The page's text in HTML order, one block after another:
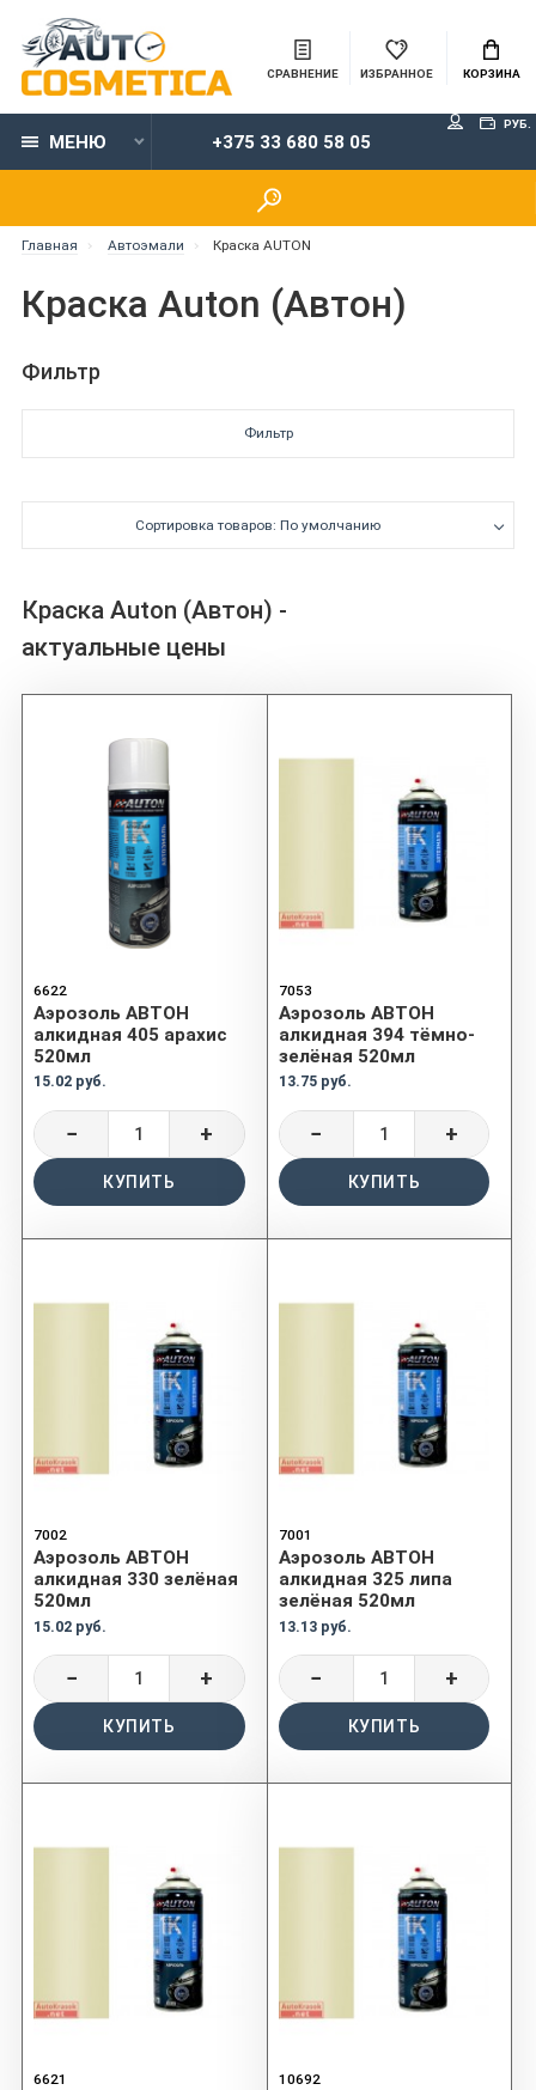
СРАВНЕНИЕ ИЗБРАННОЕ КОРЗИНА
МЕНЮ +375 33 680 58 05
РУБ.
Главная Автоэмали Краска AUTON
Краска Auton (Автон)
Фильтр
Фильтр
Сортировка товаров: По умолчанию
Краска Auton (Автон) -
актуальные цены
6622
Аэрозоль АВТОН
алкидная 405 арахис
520мл
15.02 руб.
− +
КУПИТЬ
7053
Аэрозоль АВТОН
алкидная 394 тёмно-
зелёная 520мл
13.75 руб.
− +
КУПИТЬ
7002
Аэрозоль АВТОН
алкидная 330 зелёная
520мл
15.02 руб.
− +
КУПИТЬ
7001
Аэрозоль АВТОН
алкидная 325 липа
зелёная 520мл
13.13 руб.
− +
КУПИТЬ
6621 10692